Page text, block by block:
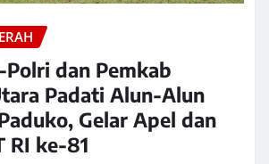
dan Pemkab
Padati Alun-Alun
Gelar Apel dan
RI ke-81